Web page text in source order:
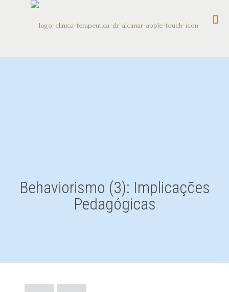
Behaviorismo (3): Implicações
Pedagógicas